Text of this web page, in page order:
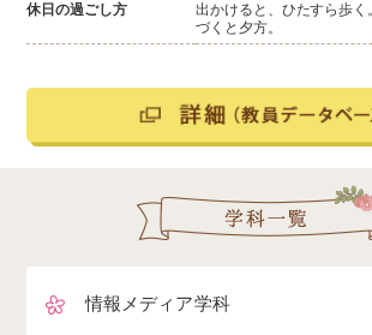
休日の過ごし方
出かけると、ひたすら歩
づくと夕方。
情報メディア学科